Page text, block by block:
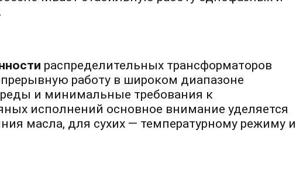
распределительных трансформаторов
работу в широком диапазоне
и минимальные требования к
исполнений основное внимание уделяется
масла, для сухих — температурному режиму и